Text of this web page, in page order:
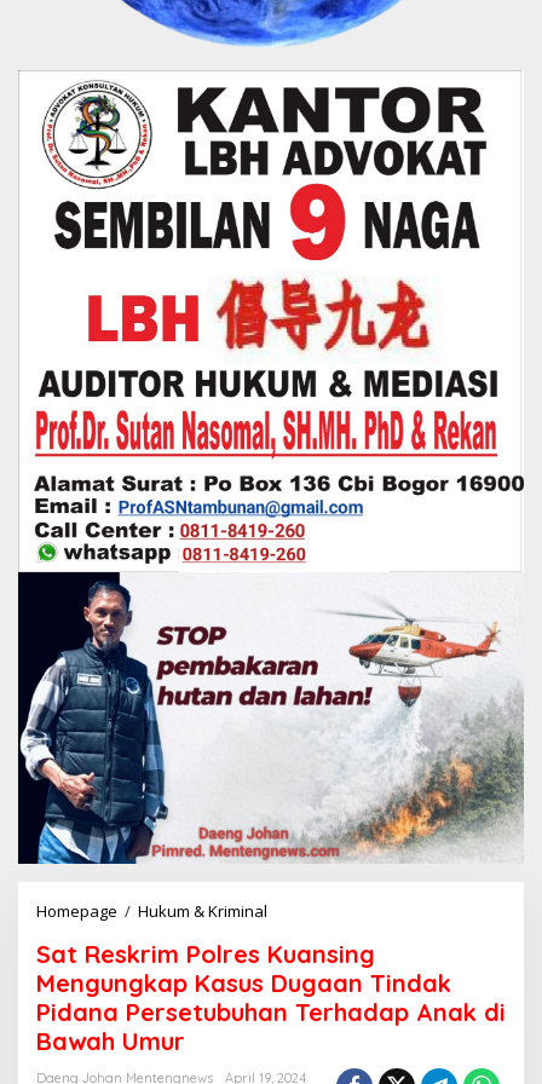
Homepage / Hukum & Kriminal
t
R
e
s
Sat Reskrim Polres Kuansing
Mengungkap Kasus Dugaan Tindak
Pidana Persetubuhan Terhadap Anak di
Bawah Umur
Daeng Johan Mentengnews
April 19, 2024